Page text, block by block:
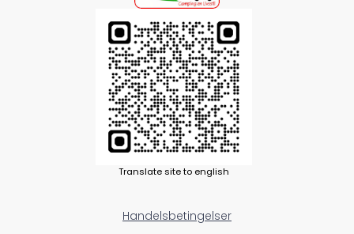
Translate site to english
Handelsbetingelser